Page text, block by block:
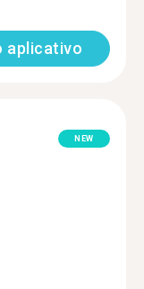
aplicativo
NEW